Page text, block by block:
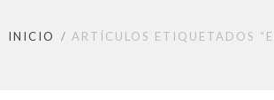
INICIO ARTÍCULOS ETIQUETADOS